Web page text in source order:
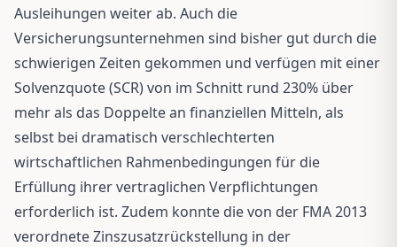
Ausleihungen weiter ab. Auch die
Versicherungsunternehmen sind bisher gut durch die
schwierigen Zeiten gekommen und verfügen mit einer
Solvenzquote (SCR) von im Schnitt rund 230% über
mehr als das Doppelte an finanziellen Mitteln, als
selbst bei dramatisch verschlechterten
wirtschaftlichen Rahmenbedingungen für die
Erfüllung ihrer vertraglichen Verpflichtungen
erforderlich ist. Zudem konnte die von der FMA 2013
verordnete Zinszusatzrückstellung in der